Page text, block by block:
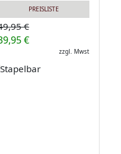
PREISLISTE
€
€
zzgl. Mwst